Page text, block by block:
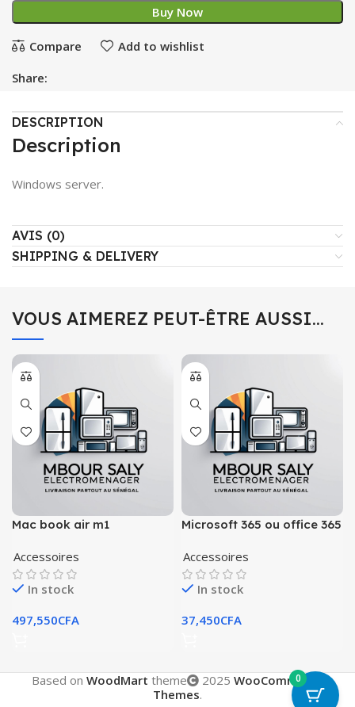
Buy Now
Compare Add to wishlist
Share:
DESCRIPTION
Description
Windows server.
AVIS (0)
SHIPPING & DELIVERY
VOUS AIMEREZ PEUT-ÊTRE AUSSI…
Mac book air m1
Accessoires
In stock
497,550CFA
Microsoft 365 ou office 365
Accessoires
In stock
37,450CFA
Based on WoodMart theme 2025 WooCommerce
Themes.
0